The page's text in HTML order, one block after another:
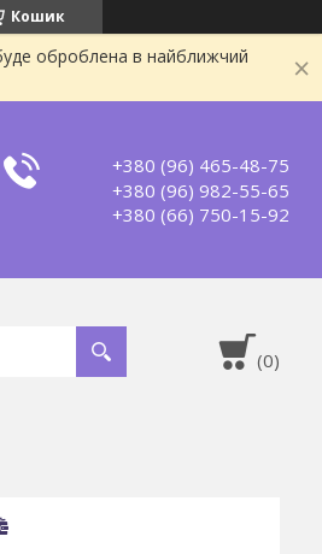
Кошик
оброблена в найближчий
+380 (96) 465-48-75
+380 (96) 982-55-65
+380 (66) 750-15-92